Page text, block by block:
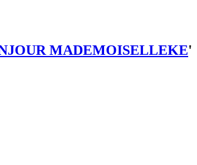
MADEMOISELLEKE'